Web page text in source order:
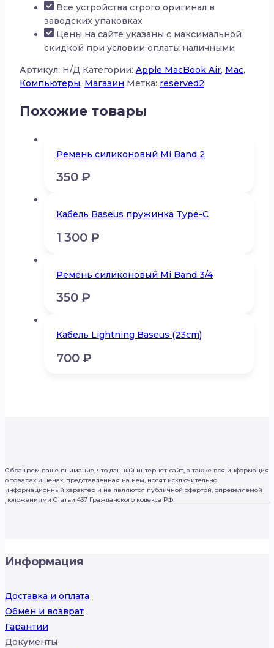
M3)
Все устройства строго оригинал в
заводских упаковках
Цены на сайте указаны с максимальной
скидкой при условии оплаты наличными
Артикул: Н/Д Категории: Apple MacBook Air, Mac,
Компьютеры, Магазин Метка: reserved2
Похожие товары
Ремень силиконовый Mi Band 2
350 ₽
Кабель Baseus пружинка Type-C
1 300 ₽
Ремень силиконовый Mi Band 3/4
350 ₽
Кабель Lightning Baseus (23cm)
700 ₽
Обращаем ваше внимание, что данный интернет-сайт, а также вся информация
о товарах и ценах, представленная на нем, носят исключительно
информационный характер и не являются публичной офертой, определяемой
положениями Статьи 437 Гражданского кодекса РФ.
Информация
Доставка и оплата
Обмен и возврат
Гарантии
Документы